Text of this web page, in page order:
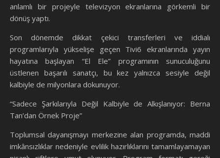
anlamlı bir projeyle televizyon ekranlarına görkemli bir
dönüş yaptı.
Son dönemde dikkat çekici transferleri ve iddialı
programlarıyla yükselişe geçen Tivi6 ekranlarında yayın
hayatına başlayan “El Ele” programının sunuculuğunu
üstlenen başarılı sanatçı, bu kez yalnızca sesiyle değil
kalbiyle de milyonlara dokunuyor.
“Sadece Şarkılarıyla Değil Kalbiyle de Alkışlanıyor: Berna
Tan’dan Örnek Proje”
Toplumsal dayanışmayı merkezine alan programda, maddi
imkânsızlıklar nedeniyle evlilik hazırlıklarını tamamlayamayan